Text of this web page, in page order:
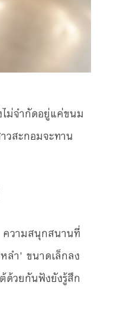
ม่จำกัดอยู่แค่ขนม
วสะกอมจะทาน
ความสนุกสนานที่
ลำ’ ขนาดเล็กลง
ด้วยกันฟังยังรู้สึก